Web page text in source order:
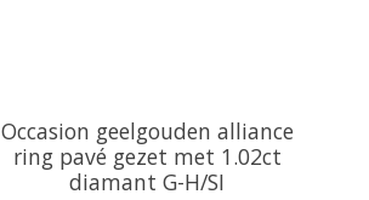
Occasion geelgouden alliance
ring pavé gezet met 1.02ct
diamant G-H/SI